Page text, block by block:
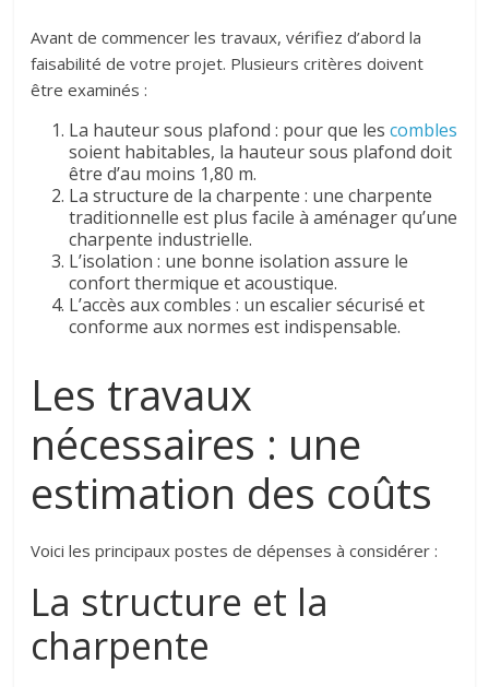
Avant de commencer les travaux, vérifiez d’abord la
faisabilité de votre projet. Plusieurs critères doivent
être examinés :
La hauteur sous plafond : pour que lescombles
soient habitables, la hauteur sous plafond doit
être d’au moins 1,80 m.
La structure de la charpente : une charpente
traditionnelle est plus facile à aménager qu’une
charpente industrielle.
L’isolation : une bonne isolation assure le
confort thermique et acoustique.
L’accès aux combles : un escalier sécurisé et
conforme aux normes est indispensable.
Les travaux
nécessaires : une
estimation des coûts
Voici les principaux postes de dépenses à considérer :
La structure et la
charpente